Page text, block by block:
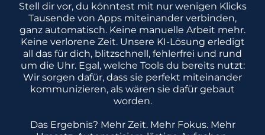
Stell dir vor, du könntest mit nur wenigen Klicks
Tausende von Apps miteinander verbinden,
ganz automatisch. Keine manuelle Arbeit mehr.
Keine verlorene Zeit. Unsere KI-Lösung erledigt
all das für dich, blitzschnell, fehlerfrei und rund
um die Uhr. Egal, welche Tools du bereits nutzt:
Wir sorgen dafür, dass sie perfekt miteinander
kommunizieren, als wären sie dafür gebaut
worden.
Das Ergebnis? Mehr Zeit. Mehr Fokus. Mehr